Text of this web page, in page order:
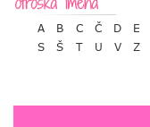
A B C Č D E
S
Š T U V Z